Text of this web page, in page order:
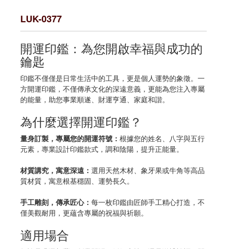
LUK-0377
開運印鑑：為您開啟幸福與成功的
鑰匙
印鑑不僅僅是日常生活中的工具，更是個人運勢的象徵。一
方開運印鑑，不僅傳承文化的深遠意義，更能為您注入專屬
的能量，助您事業順遂、財運亨通、家庭和諧。
為什麼選擇開運印鑑？
量身訂製，專屬您的開運符號： 根據您的姓名、八字與五行
元素，專業設計印鑑款式，調和陰陽，提升正能量。
材質講究，寓意深遠： 選用天然木材、象牙果或牛角等高品
質材質，寓意根基穩固、運勢長久。
手工雕刻，傳承匠心： 每一枚印鑑由匠師手工精心打造，不
僅美觀耐用，更蘊含專屬的祝福與祈願。
適用場合